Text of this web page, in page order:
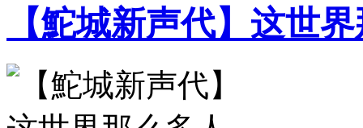
【鮀城新声代】这世